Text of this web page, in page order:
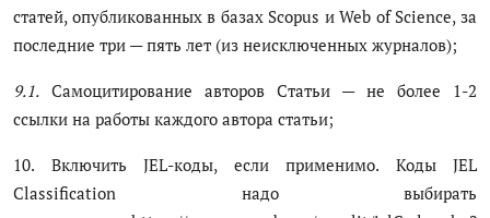
статей, опубликованных в базах Scopus и Web of Science, за
последние три — пять лет (из неисключенных журналов);
9.1. Самоцитирование авторов Статьи — не более 1-2
ссылки на работы каждого автора статьи;
10. Включить JEL-коды, если применимо. Коды JEL
Classification надо выбирать